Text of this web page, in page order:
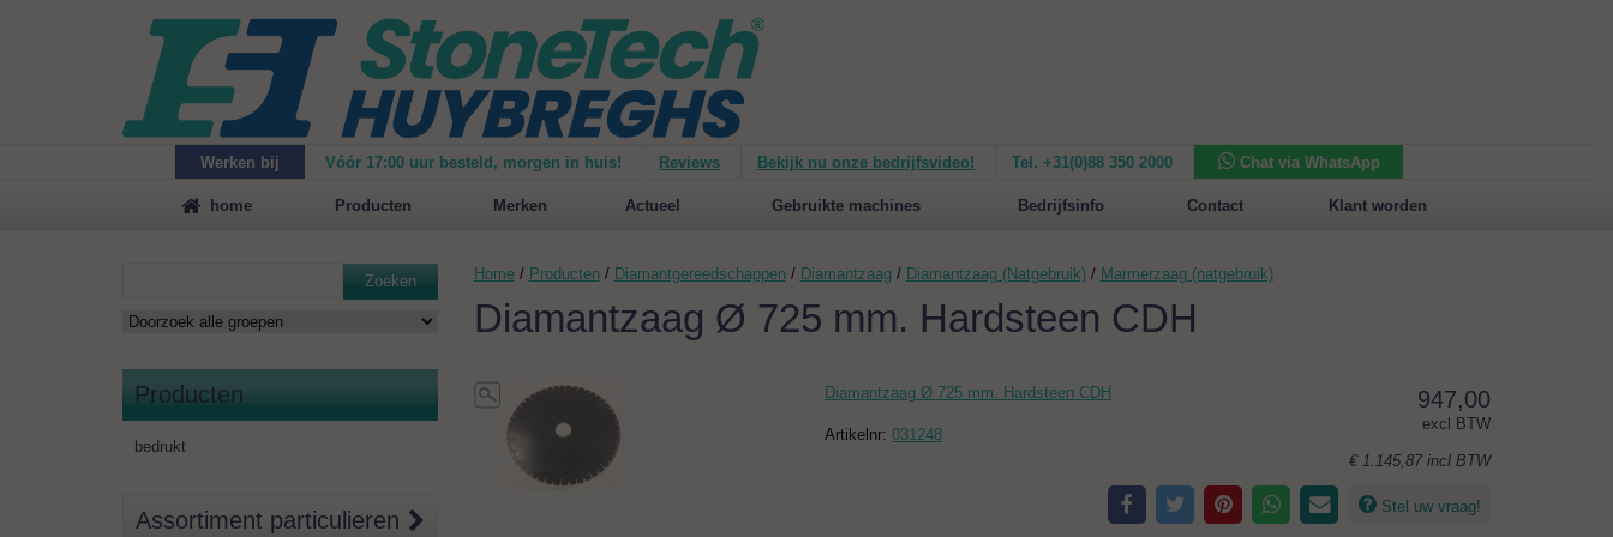
Werken bij Vóór 17:00 uur besteld, morgen in huis! Reviews Bekijk nu onze bedrijfsvideo! Tel. +31(0)88 350 2000
Chat via WhatsApp
Maak
vrijblijvend een afspraak voor een demonstratie van de Mirage 1500 Nieuw op de website: selecteer nu op merken! Nieuw in het assortiment: Sansone Collection
home Producten Merken Actueel Gebruikte machines Bedrijfsinfo Contact Klant worden
Zoeken
Producten
bedrukt
Assortiment particulieren
Home / Producten/ Diamantgereedschappen/ Diamantzaag/ Diamantzaag (Natgebruik)/ Marmerzaag (natgebruik)
Diamantzaag Ø 725 mm. Hardsteen CDH
Diamantzaag Ø 725 mm. Hardsteen CDH
Artikelnr: 031248
947,00
excl BTW
€ 1.145,87 incl BTW
Stel uw vraag!